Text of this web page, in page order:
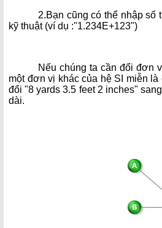
2.Bạn cũng có thể nhập số
kỹ thuật (ví dụ :"1.234E+123")
Nếu chúng ta cần đổi đơn
một đơn vị khác của hệ SI miễn
đổi "8 yards 3.5 feet 2 inches"
dài.